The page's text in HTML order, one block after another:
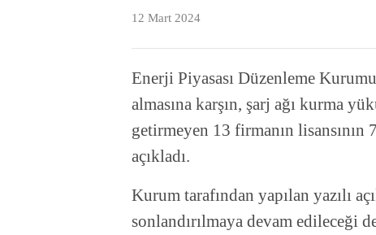
12 Mart 2024
Enerji Piyasası Düzenleme
almasına karşın, şarj ağı kurma
getirmeyen 13 firmanın lisansının
açıkladı.
Kurum tarafından yapılan yazılı
sonlandırılmaya devam edileceği